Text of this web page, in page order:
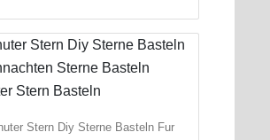
Stern Diy Sterne Basteln Fur